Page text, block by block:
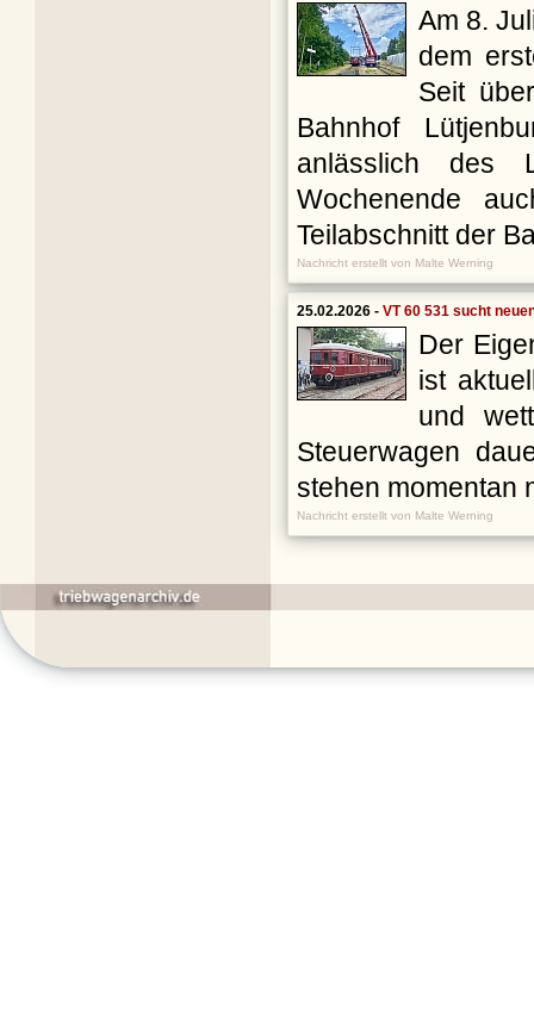
Am 8.
dem
Seit
Bahnhof
anlässlich des
Wochenende
Teilabschnitt der
Nachricht erstellt von Malte Werning
25.02.2026 - VT 60 531 sucht
Der
ist
und
Steuerwagen
stehen momentan
Nachricht erstellt von Malte Werning